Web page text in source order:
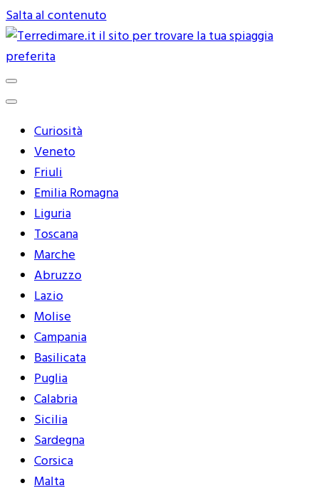
Salta al contenuto
Terredimare.it il sito per trovare
la tua spiaggia preferita
Curiosità
Veneto
Friuli
Emilia Romagna
Liguria
Toscana
Marche
Abruzzo
Lazio
Molise
Campania
Basilicata
Puglia
Calabria
Sicilia
Sardegna
Corsica
Malta